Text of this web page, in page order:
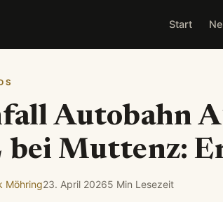
Start
Autobahn
bei Muttenz:
Möhring23. April 20265 Min Lesezeit